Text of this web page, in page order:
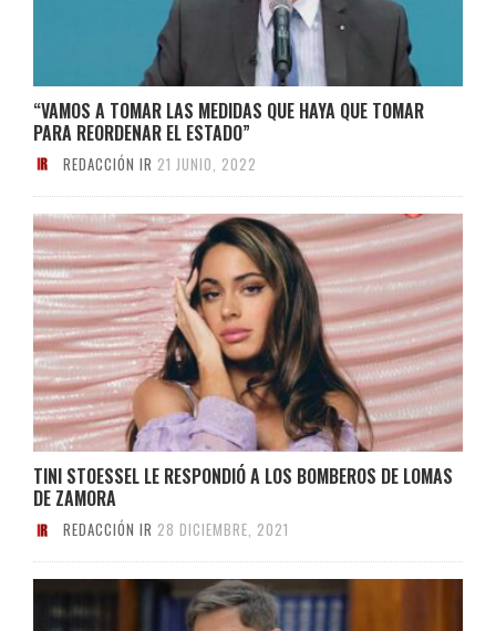
“VAMOS A TOMAR LAS MEDIDAS QUE HAYA QUE TOMAR
PARA REORDENAR EL ESTADO”
REDACCIÓN IR 21 JUNIO, 2022
TINI STOESSEL LE RESPONDIÓ A LOS BOMBEROS DE LOMAS
DE ZAMORA
REDACCIÓN IR 28 DICIEMBRE, 2021